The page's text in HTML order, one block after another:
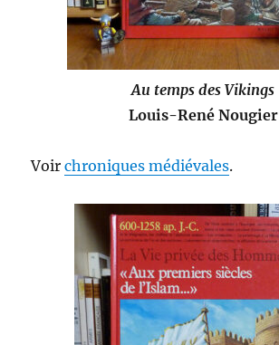
Au temps des Vikings
Louis-René Nougier
Voirchroniques médiévales.